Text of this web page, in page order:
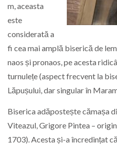
m, aceasta
este
considerată a
fi cea mai amplă biserică de
naos și pronaos, pe acesta
turnulețe (aspect frecvent la
Lăpușului, dar singular în
Biserica adăpostește cămașa
Viteazul, Grigore Pintea –
1703). Acesta și-a încredințat